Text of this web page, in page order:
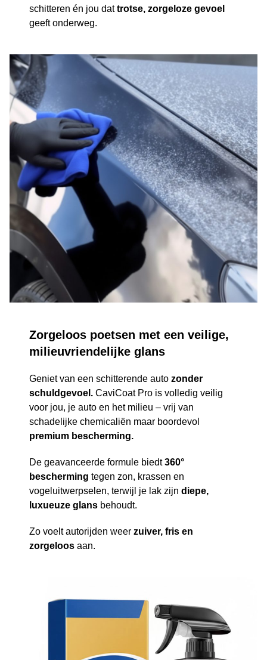
schitteren én jou dattrotse, zorgeloze gevoel
geeft onderweg.
Zorgeloos poetsen met een veilige,
milieuvriendelijke glans
Geniet van een schitterende autozonder
schuldgevoel. CaviCoat Pro is volledig veilig
voor jou, je auto en het milieu – vrij van
schadelijke chemicaliën maar boordevol
premium bescherming.
De geavanceerde formule biedt360°
bescherming tegen zon, krassen en
vogeluitwerpselen, terwijl je lak zijndiepe,
luxueuze glans behoudt.
Zo voelt autorijden weerzuiver, fris en
zorgeloos aan.